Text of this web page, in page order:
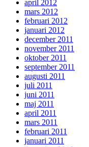
april 2012
mars 2012
februari 2012
januari 2012
december 2011
november 2011
oktober 2011
september 2011
augusti 2011
juli 2011
juni 2011
maj 2011
april 2011
mars 2011
februari 2011
januari 2011